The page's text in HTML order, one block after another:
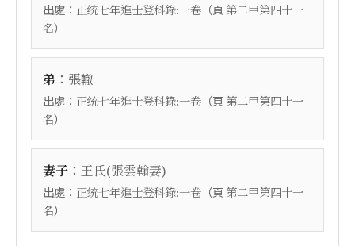
出處： 正统七年進士登科錄:一卷 （頁 第二甲第四十一
名）
弟 ： 張轍
出處： 正统七年進士登科錄:一卷 （頁 第二甲第四十一
名）
妻子 ： 王氏(張雲翰妻)
出處： 正统七年進士登科錄:一卷 （頁 第二甲第四十一
名）